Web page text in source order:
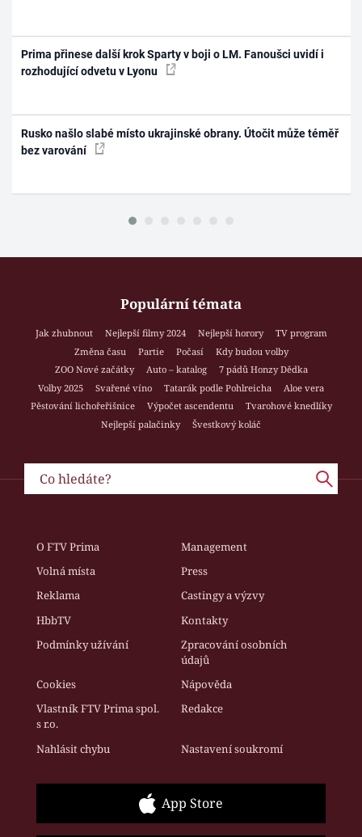
Prima přinese další krok Sparty v boji o LM. Fanoušci uvidí i
rozhodující odvetu v Lyonu
Rusko našlo slabé místo ukrajinské obrany. Útočit může téměř
bez varování
Populární témata
Jak zhubnout Nejlepší filmy 2024 Nejlepší horory
TV program
Změna času
Partie Počasí
Kdy budou volby
ZOO Nové začátky
Auto – katalog
7 pádů Honzy Dědka
Volby 2025
Svařené víno Tatarák podle Pohlreicha
Aloe vera
Pěstování lichořeřišnice
Výpočet ascendentu
Tvarohové knedlíky
Nejlepší palačinky
Švestkový koláč
O FTV Prima
Management
Volná místa
Press
Reklama
Castingy a výzvy
HbbTV
Kontakty
Podmínky užívání
Zpracování osobních
údajů
Cookies
Nápověda
Vlastník FTV Prima spol.
s r.o.
Redakce
Nahlásit chybu Nastavení soukromí
App Store